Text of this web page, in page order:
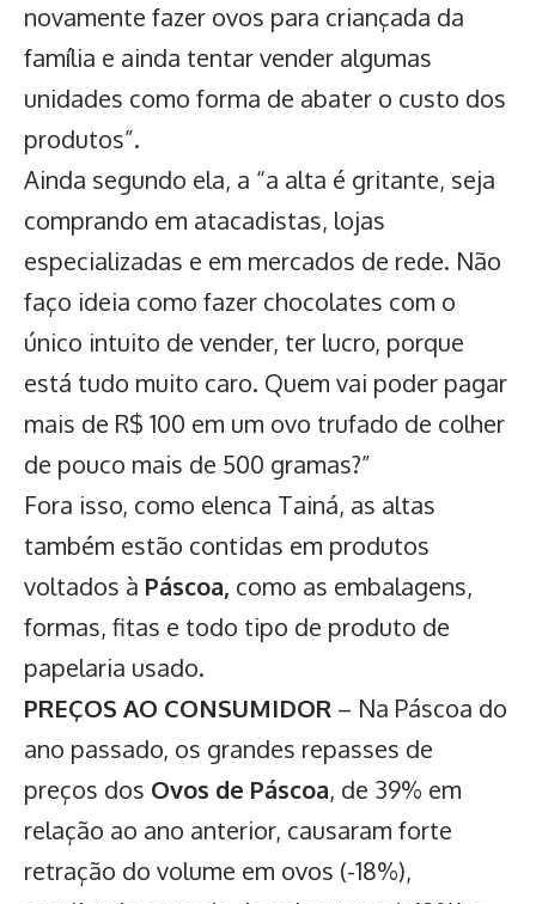
novamente fazer ovos para criançada da
família e ainda tentar vender algumas
unidades como forma de abater o custo dos
produtos”.
Ainda segundo ela, a “a alta é gritante, seja
comprando em atacadistas, lojas
especializadas e em mercados de rede. Não
faço ideia como fazer chocolates com o
único intuito de vender, ter lucro, porque
está tudo muito caro. Quem vai poder pagar
mais de R$ 100 em um ovo trufado de colher
de pouco mais de 500 gramas?”
Fora isso, como elenca Tainá, as altas
também estão contidas em produtos
voltados à Páscoa, como as embalagens,
formas, fitas e todo tipo de produto de
papelaria usado.
PREÇOS AO CONSUMIDOR – Na Páscoa do
ano passado, os grandes repasses de
preços dos Ovos de Páscoa, de 39% em
relação ao ano anterior, causaram forte
retração do volume em ovos (-18%),